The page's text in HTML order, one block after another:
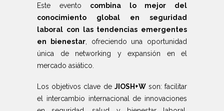
Este evento combina lo mejor del
conocimiento global en seguridad
laboral con las tendencias emergentes
en bienestar, ofreciendo una oportunidad
única de networking y expansión en el
mercado asiático.
Los objetivos clave de JIOSH+Wson: facilitar
el intercambio internacional de innovaciones